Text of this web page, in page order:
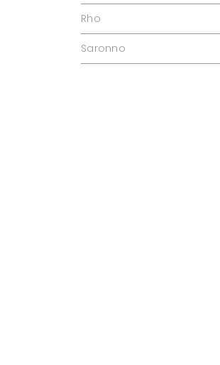
Rho
Saronno